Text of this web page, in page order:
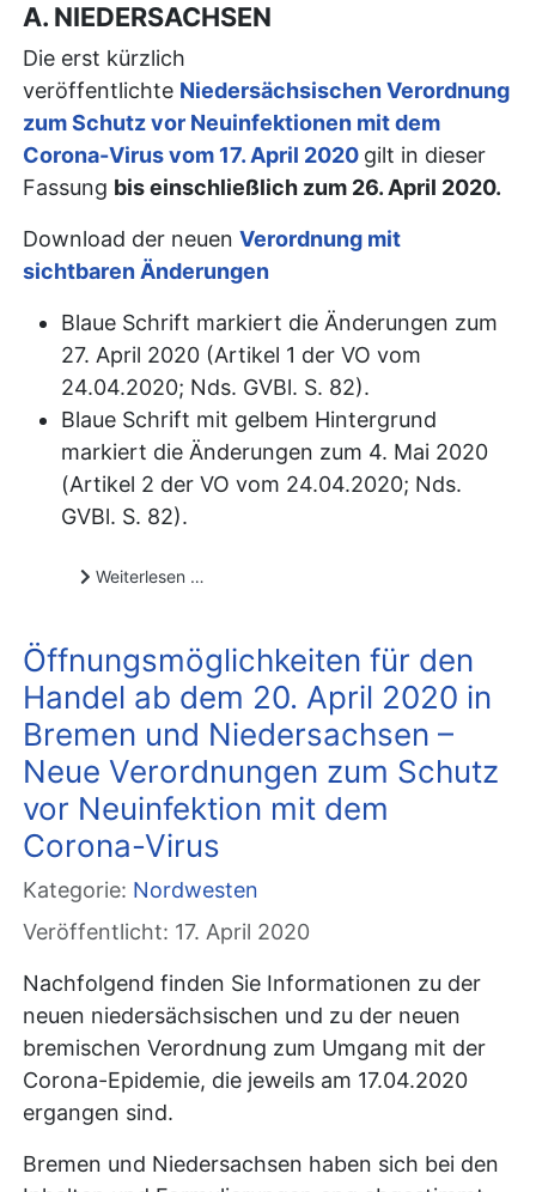
A. NIEDERSACHSEN
Die erst kürzlich
veröffentlichte Niedersächsischen Verordnung
zum Schutz vor Neuinfektionen mit dem
Corona-Virus vom 17. April 2020 gilt in dieser
Fassung bis einschließlich zum 26. April 2020.
Download der neuenVerordnung mit
sichtbaren Änderungen
Blaue Schrift markiert die Änderungen zum
27. April 2020 (Artikel 1 der VO vom
24.04.2020; Nds. GVBl. S. 82).
Blaue Schrift mit gelbem Hintergrund
markiert die Änderungen zum 4. Mai 2020
(Artikel 2 der VO vom 24.04.2020; Nds.
GVBl. S. 82).
Weiterlesen …
Öffnungsmöglichkeiten für den
Handel ab dem 20. April 2020 in
Bremen und Niedersachsen –
Neue Verordnungen zum Schutz
vor Neuinfektion mit dem
Corona-Virus
Kategorie: Nordwesten
Veröffentlicht: 17. April 2020
Nachfolgend finden Sie Informationen zu der
neuen niedersächsischen und zu der neuen
bremischen Verordnung zum Umgang mit der
Corona-Epidemie, die jeweils am 17.04.2020
ergangen sind.
Bremen und Niedersachsen haben sich bei den